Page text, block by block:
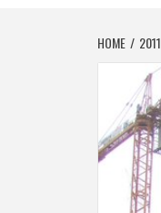
HOME 2011